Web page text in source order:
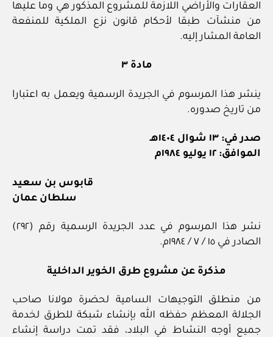
العقارات والأراضي اللازمة للمشروع المذكور هي وما عليها
من منشآت طبقا لأحكام قانون نزع الملكية للمنفعة
العامة المشار إليه.
مادة ٣
ينشر هذا المرسوم في الجريدة الرسمية ويعمل به اعتبارا
من تاريخ صدوره.
صدر في: ١٣ شوال ١٤٠٤هـ
الموافق: ١٢ يوليو ١٩٨٤م
قابوس بن سعيد
سلطان عمان
نشر هذا المرسوم في عدد الجريدة الرسمية رقم (٢٩٢)
الصادر في ١٥ / ٧ / ١٩٨٤م.
مذكرة عن مشروع طرق الخوير الداخلية
من منطلق التوجيهات السامية لحضرة مولانا صاحب
الجلالة المعظم حفظه الله بإنشاء شبكة للطرق لخدمة
جميع أوجه النشاط في البلاد، فقد تمت دراسة إنشاء